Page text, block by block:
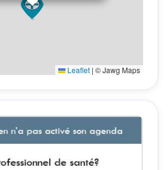
Leaflet | © Jawg Maps